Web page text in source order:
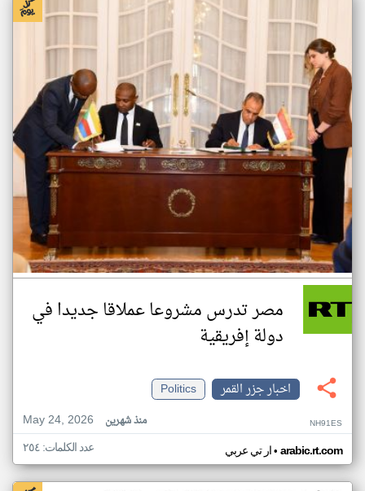
مصر تدرس مشروعا عملاقا جديدا في
دولة إفريقية
اخبار جزر القمر
Politics
May 24, 2026
منذ شهرين NH91ES
ار تي عربي• arabic.rt.com عدد الكلمات: ٢٥٤